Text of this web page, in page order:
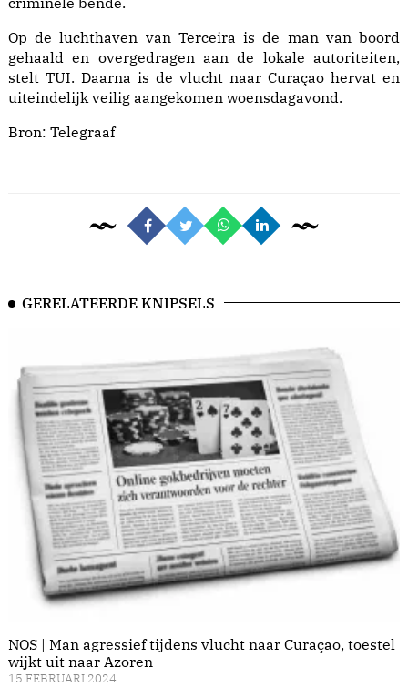
Op de luchthaven van Terceira is de man van boord
gehaald en overgedragen aan de lokale autoriteiten,
stelt TUI. Daarna is de vlucht naar Curaçao hervat en
uiteindelijk veilig aangekomen woensdagavond.
Bron: Telegraaf
GERELATEERDE KNIPSELS
NOS | Man agressief tijdens vlucht naar Curaçao, toestel
wijkt uit naar Azoren
15 FEBRUARI 2024